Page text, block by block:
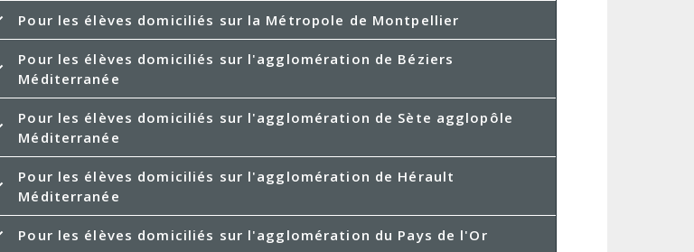
Pour les élèves domiciliés sur la Métropole de Montpellier
Pour les élèves domiciliés sur l'agglomération de Béziers
Méditerranée
Pour les élèves domiciliés sur l'agglomération de Sète agglopôle
Méditerranée
Pour les élèves domiciliés sur l'agglomération de Hérault
Méditerranée
Pour les élèves domiciliés sur l'agglomération du Pays de l'Or